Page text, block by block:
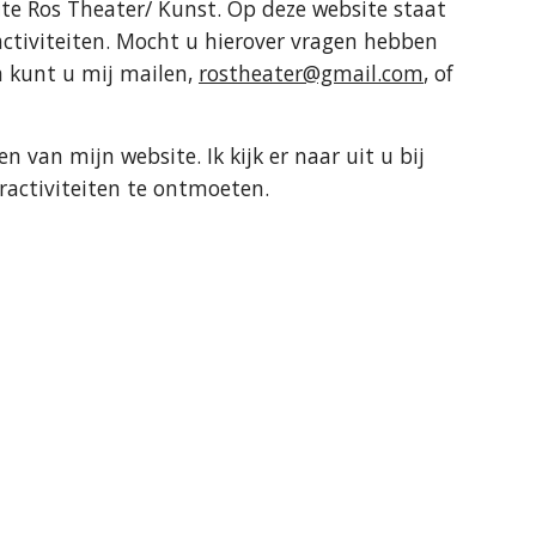
Ros Theater/ Kunst. Op deze website staat
Mocht u hierover vragen hebben
kunt u mij mailen, rostheater@gmail.com, of
van mijn website. Ik kijk er naar uit u bij
te ontmoeten.